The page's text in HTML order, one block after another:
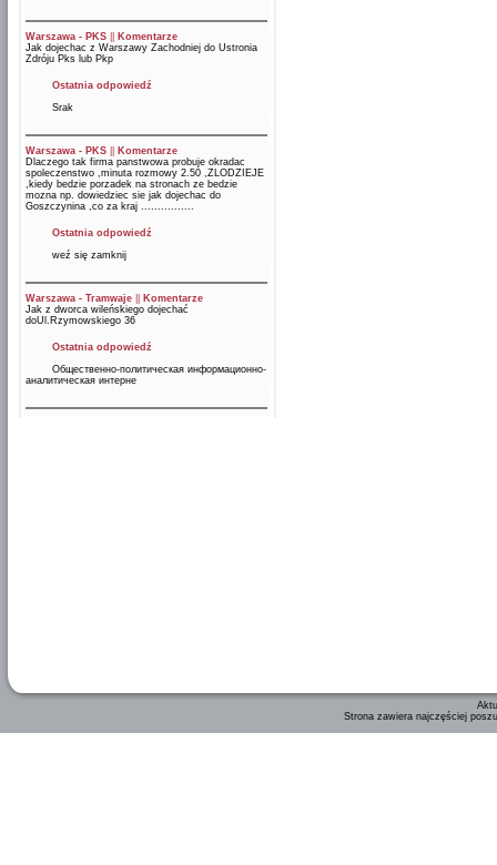
Warszawa - PKS
Komentarze
Jak dojechac z Warszawy Zachodniej do Ustronia
Zdróju Pks lub Pkp
Ostatnia odpowiedź
Srak
Warszawa - PKS
Komentarze
Dlaczego tak firma panstwowa probuje okradac
spoleczenstwo ,minuta rozmowy 2.50 ,ZLODZIEJE
,kiedy bedzie porzadek na stronach ze bedzie
mozna np. dowiedziec sie jak dojechac do
Goszczynina ,co za kraj ................
Ostatnia odpowiedź
weź się zamknij
Warszawa - Tramwaje
Komentarze
Jak z dworca wileńskiego dojechać
doUl.Rzymowskiego 36
Ostatnia odpowiedź
Общественно-политическая информационно-
аналитическая интерне
Strona zawiera najczęściej